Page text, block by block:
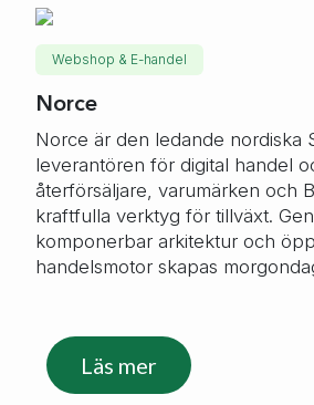
Webshop & E-handel
Norce
Norce är den ledande nordiska
leverantören för digital handel
återförsäljare, varumärken och
kraftfulla verktyg för tillväxt.
komponerbar arkitektur och
handelsmotor skapas
Läs mer